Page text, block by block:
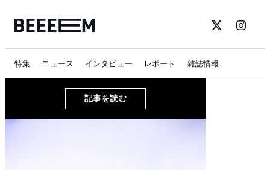
特集 ニュース インタビュー レポート 雑誌情報
記事を読む